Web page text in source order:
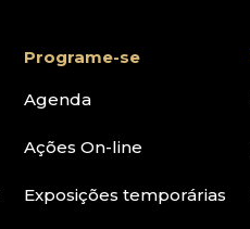
Programe-se
Agenda
Ações On-line
Exposições temporárias